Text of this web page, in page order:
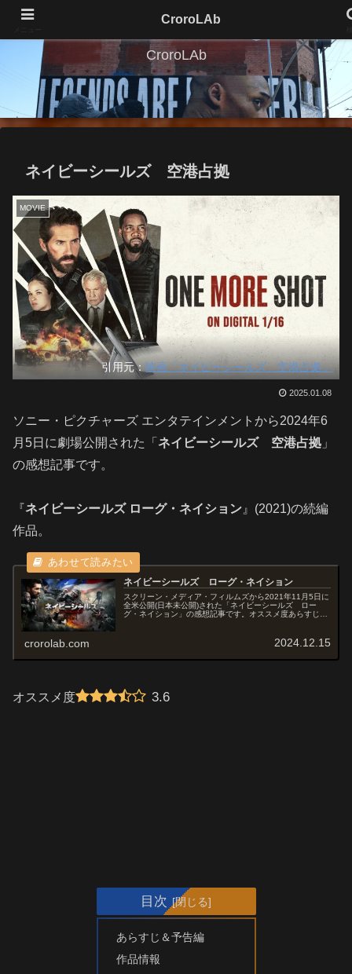
CroroLAb
ネイビーシールズ 空港占拠
MOVIE
引用元：映画「ネイビーシールズ 空港占拠」
2025.01.08
ソニー・ピクチャーズ エンタテインメントから2024年6
月5日に劇場公開された「 ネイビーシールズ 空港占拠 」
の感想記事です。
『ネイビーシールズ ローグ・ネイション 』(2021)の続編
作品。
ネイビーシールズ ローグ・ネイション
スクリーン・メディア・フィルムズから2021年11月5日に
全米公開(日本未公開)された「ネイビーシールズ ロー
グ・ネイション」の感想記事です。オススメ度あらすじ＆
crorolab.com 2024.12.15
オススメ度 3.6
目次
あらすじ＆予告編
作品情報
CroroLAb